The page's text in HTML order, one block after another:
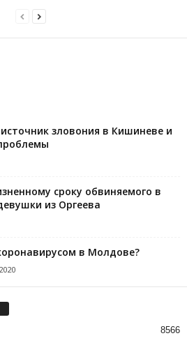
зловония в Кишиневе и
сроку обвиняемого в
из Оргеева
в Молдове?
8566